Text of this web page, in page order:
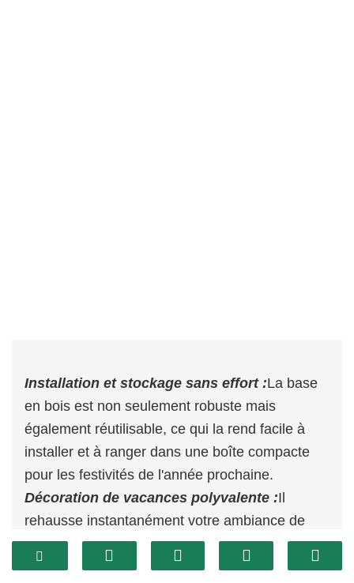
Installation et stockage sans effort :La base
en bois est non seulement robuste mais
également réutilisable, ce qui la rend facile à
installer et à ranger dans une boîte compacte
pour les festivités de l'année prochaine.
Décoration de vacances polyvalente :Il
rehausse instantanément votre ambiance de
vacances, illuminant n’importe quel coin de
votre maison avec une joie festive.